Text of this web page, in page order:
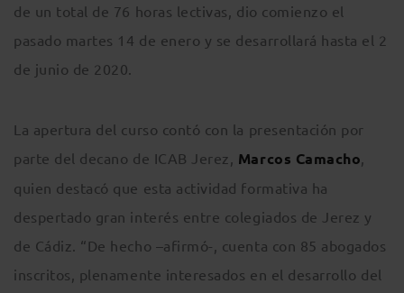
de un total de 76 horas lectivas, dio comienzo el
pasado martes 14 de enero y se desarrollará hasta el 2
de junio de 2020.
La apertura del curso contó con la presentación por
parte del decano de ICAB Jerez, Marcos Camacho,
quien destacó que esta actividad formativa ha
despertado gran interés entre colegiados de Jerez y
de Cádiz. “De hecho –afirmó-, cuenta con 85 abogados
inscritos, plenamente interesados en el desarrollo del